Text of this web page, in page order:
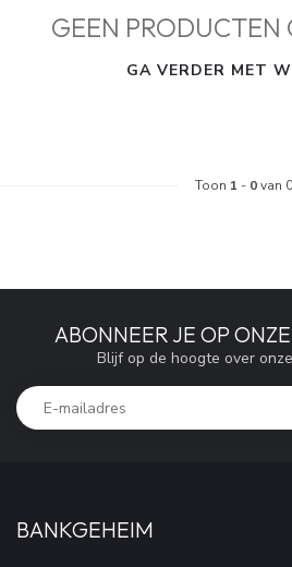
GEEN PRODUCTEN
GA VERDER MET
Toon 1 - 0van 0
ABONNEER JE OP
Blijf op de hoogte over
BANKGEHEIM